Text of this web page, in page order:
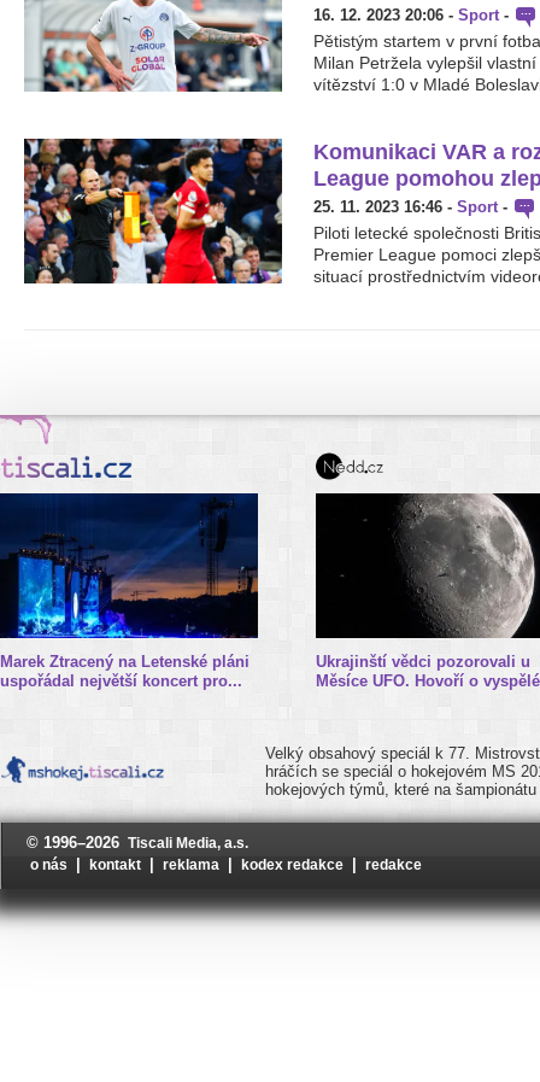
16. 12. 2023 20:06 - Sport -
Pětistým startem v první
Milan Petržela vylepšil
vítězství 1:0 v Mladé
Komunikaci VAR a
League pomohou
25. 11. 2023 16:46 - Sport -
Piloti letecké společnosti
Premier League pomoci
situací prostřednictvím
Marek Ztracený na Letenské pláni
uspořádal největší koncert pro...
Ukrajinští vědci pozorovali u
Měsíce UFO. Hovoří o
Velký obsahový speciál k 77.
hráčích se speciál o hokejovém MS
hokejových týmů, které na
© 1996–2026 Tiscali Media, a.s.
o nás
kontakt reklama kodex redakce redakce